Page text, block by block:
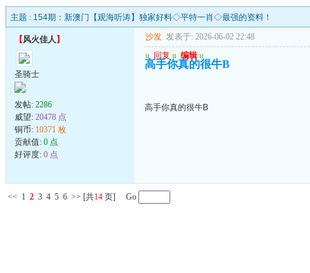
主题 : 154期：新澳门【观海听涛】独家好料◇平特一肖◇最强的资料！
【风火佳人 】
圣骑士
发帖: 2286
威望: 20478 点
铜币: 10371 枚
贡献值: 0 点
好评度: 0 点
沙发 发表于: 2026-06-02 22:48
u 回复 u 编辑 u
高手你真的很牛B
高手你真的很牛B
<< 1 2 3 4 5 6 >> [共14 页] Go